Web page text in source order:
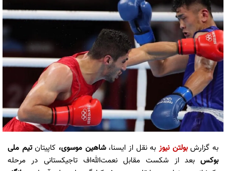
به گزارش بولتن نیوزبه نقل از ایسنا، شاهین موسوی، کاپیتانتیم ملی
بوکس بعد از شکست مقابل نعمت‌الله‌اف تاجیکستانی در مرحله